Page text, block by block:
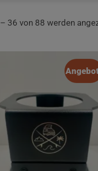
36 von 88 werden